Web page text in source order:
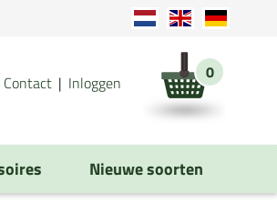
Contact Inloggen 0
Nieuwe soorten